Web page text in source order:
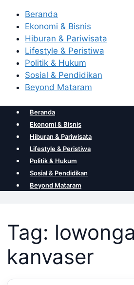
Beranda
Ekonomi & Bisnis
Hiburan & Pariwisata
Lifestyle & Peristiwa
Politik & Hukum
Sosial & Pendidikan
Beyond Mataram
Beranda
Ekonomi & Bisnis
Hiburan & Pariwisata
Lifestyle & Peristiwa
Politik & Hukum
Sosial & Pendidikan
Beyond Mataram
Tag:
kanvaser